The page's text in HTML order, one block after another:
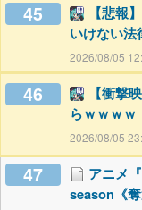
45
【悲報
いけない法
2026/08/05
46
【衝撃
らｗｗｗｗ
2026/08/05
47
アニメ
season《